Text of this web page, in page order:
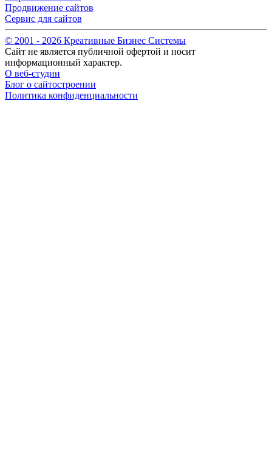
Продвижение сайтов
Сервис для сайтов
© 2001 - 2026 Креативные Бизнес Системы
Сайт не является публичной офертой и носит
информационный характер.
О веб-студии
Блог о сайтостроении
Политика конфиденциальности